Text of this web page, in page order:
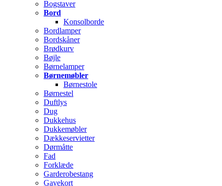
Bogstaver
Bord
Konsolborde
Bordlamper
Bordskåner
Brødkurv
Bøjle
Børnelamper
Børnemøbler
Børnestole
Børnestel
Duftlys
Dug
Dukkehus
Dukkemøbler
Dækkeservietter
Dørmåtte
Fad
Forklæde
Garderobestang
Gavekort